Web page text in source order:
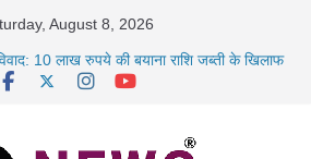
August 8, 2026
10 लाख रुपये की बयाना राशि जब्ती के खिलाफ